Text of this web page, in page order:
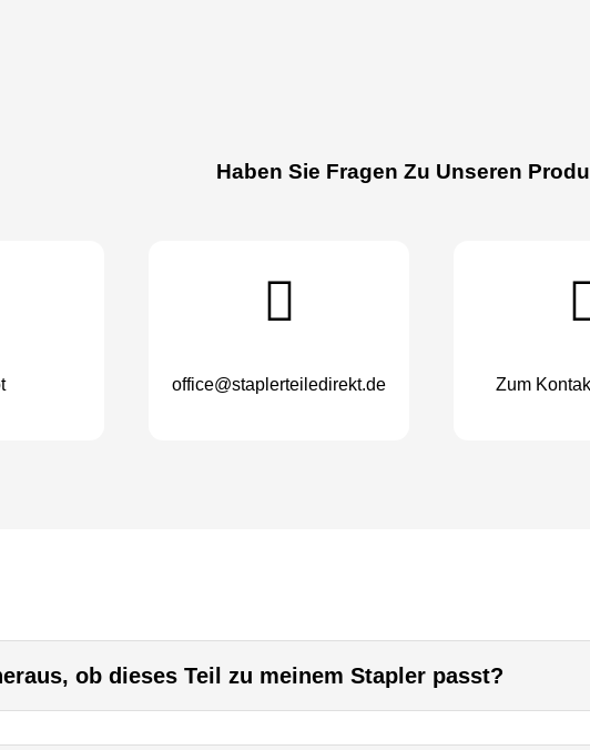
Haben Sie Fragen Zu Unseren
office@staplerteiledirekt.de Zum
ob dieses Teil zu meinem Stapler passt?